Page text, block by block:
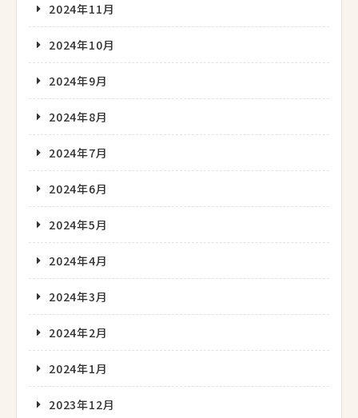
2024年11月
2024年10月
2024年9月
2024年8月
2024年7月
2024年6月
2024年5月
2024年4月
2024年3月
2024年2月
2024年1月
2023年12月